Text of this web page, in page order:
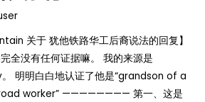
关于 犹他铁路华工后裔说法的回复】
全没有任何证据嘛。 我的来源是
明明白白地认证了他是“grandson of a
worker” ———————— 第一、这是